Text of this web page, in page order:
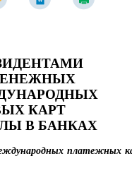
КАРТ
В БАНКАХ
платежных